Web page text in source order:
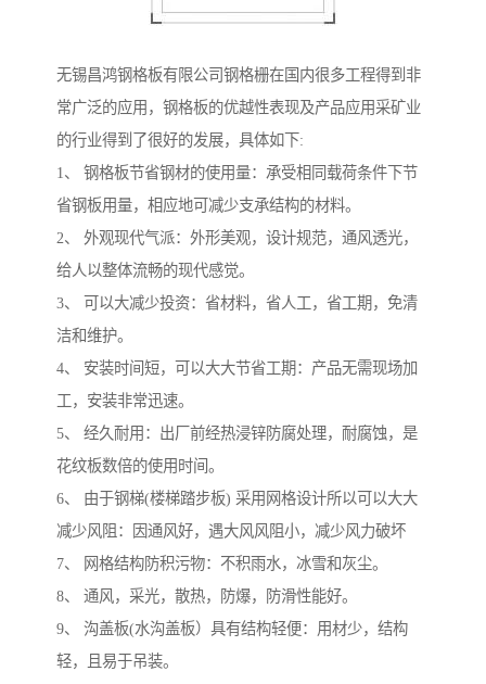
无锡昌鸿钢格板有限公司钢格栅在国内很多工程得到非
常广泛的应用，钢格板的优越性表现及产品应用采矿业
的行业得到了很好的发展，具体如下:
1、 钢格板节省钢材的使用量：承受相同载荷条件下节
省钢板用量，相应地可减少支承结构的材料。
2、 外观现代气派：外形美观，设计规范，通风透光，
给人以整体流畅的现代感觉。
3、 可以大减少投资：省材料，省人工，省工期，免清
洁和维护。
4、 安装时间短，可以大大节省工期：产品无需现场加
工，安装非常迅速。
5、 经久耐用：出厂前经热浸锌防腐处理，耐腐蚀，是
花纹板数倍的使用时间。
6、 由于钢梯(楼梯踏步板) 采用网格设计所以可以大大
减少风阻：因通风好，遇大风风阻小，减少风力破坏
7、 网格结构防积污物：不积雨水，冰雪和灰尘。
8、 通风，采光，散热，防爆，防滑性能好。
9、 沟盖板(水沟盖板）具有结构轻便：用材少，结构
轻，且易于吊装。